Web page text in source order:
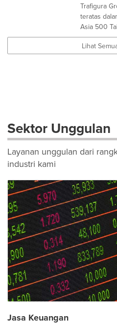
Trafigura
teratas
Asia 500
Lihat
Sektor Unggulan
Layanan unggulan dari
industri kami
Jasa Keuangan